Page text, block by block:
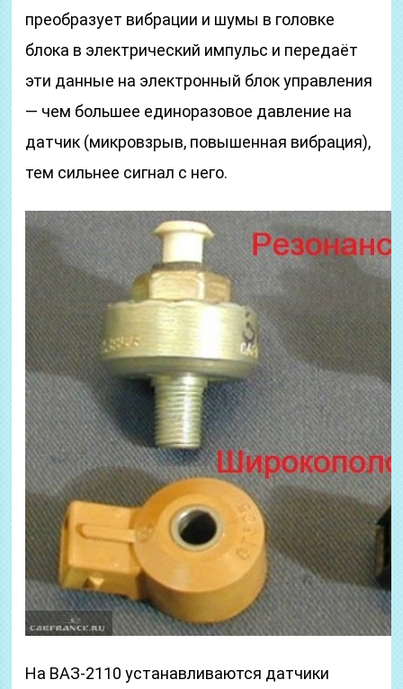
преобразует вибрации и шумы в головке
блока в электрический импульс и передаёт
эти данные на электронный блок управления
— чем большее единоразовое давление на
датчик (микровзрыв, повышенная вибрация),
тем сильнее сигнал с него.
На ВАЗ-2110 устанавливаются датчики